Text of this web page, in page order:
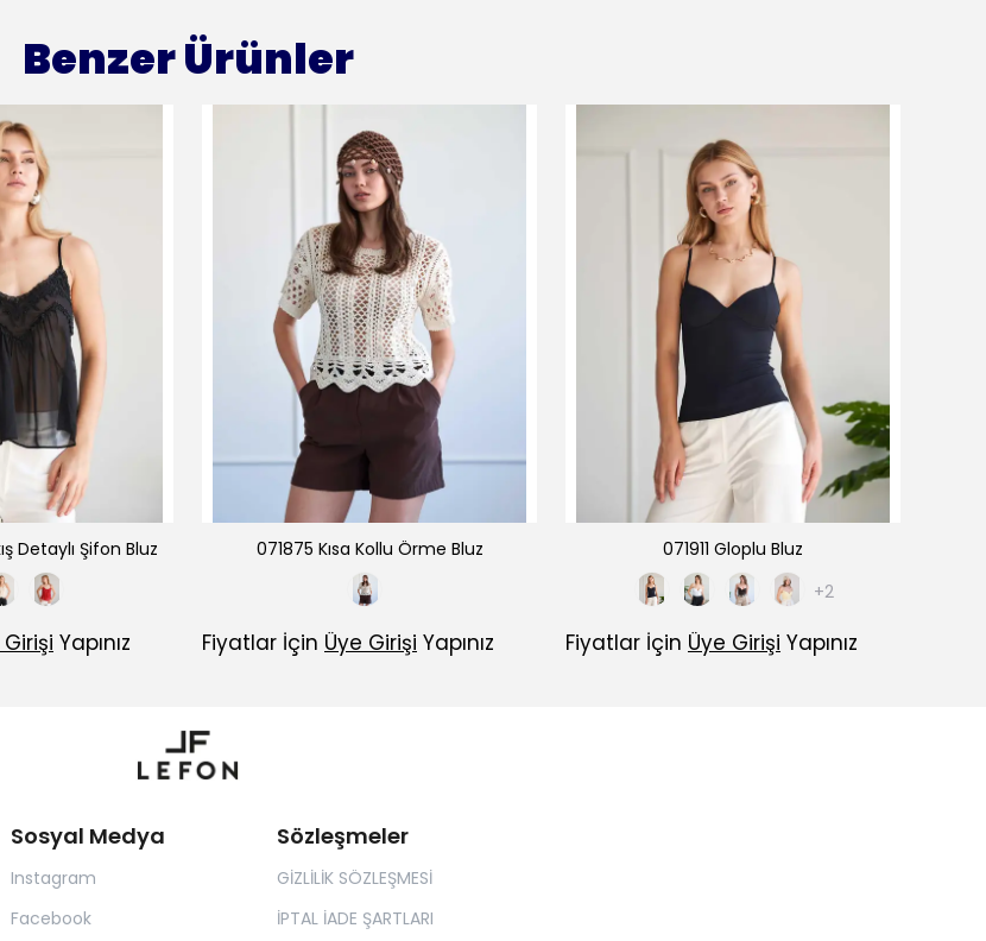
Benzer Ürünler
Detaylı Şifon Bluz
Yapınız
071875 Kısa Kollu Örme Bluz
Fiyatlar İçin Üye Girişi Yapınız
071911 Gloplu Bluz
+2
Fiyatlar İçin Üye Girişi Yapınız
Sosyal Medya
Instagram
Facebook
Sözleşmeler
GİZLİLİK SÖZLEŞMESİ
İPTAL İADE ŞARTLARI